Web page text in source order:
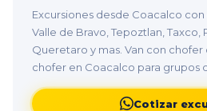
Excursiones desde Coacalco
Valle de Bravo, Tepoztlan, Taxco,
Queretaro y mas. Van con
chofer en Coacalco para grupos
Cotizar